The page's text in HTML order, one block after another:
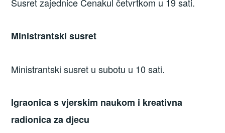
Ministrantski susret
Ministrantski susret u subotu u 10 sati.
Igraonica s vjerskim naukom i kreativna
radionica za djecu